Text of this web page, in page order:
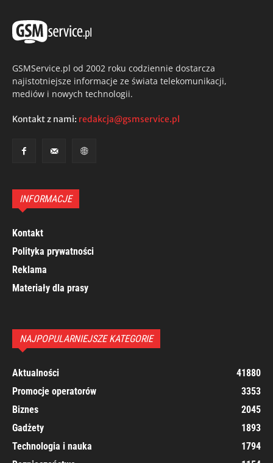
GSMService.pl od 2002 roku codziennie dostarcza
najistotniejsze informacje ze świata telekomunikacji,
mediów i nowych technologii.
Kontakt z nami: redakcja@gsmservice.pl
INFORMACJE
Kontakt
Polityka prywatności
Reklama
Materiały dla prasy
NAJPOPULARNIEJSZE KATEGORIE
Aktualności
41880
Promocje operatorów
3353
Biznes
2045
Gadżety
1893
Technologia i nauka
1794